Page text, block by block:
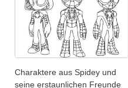
Charaktere aus Spidey und
seine erstaunlichen Freunde